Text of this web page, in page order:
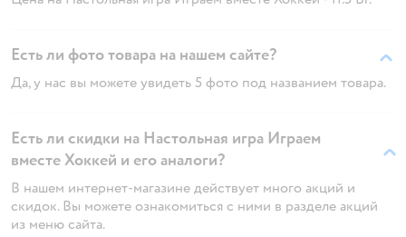
Есть ли фото товара на нашем сайте?
Да, у нас вы можете увидеть 5 фото под названием товара.
Есть ли скидки на Настольная игра Играем
вместе Хоккей и его аналоги?
В нашем интернет-магазине действует много акций и
скидок. Вы можете ознакомиться с ними в разделе акций
из меню сайта.